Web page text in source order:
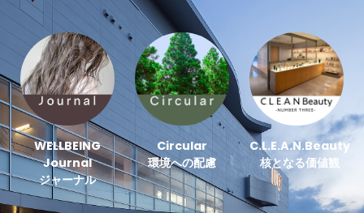
WELLBEING
Journal
ジャーナル
Circular
環境への配慮
C.L.E.A.N.Beauty
核となる価値観